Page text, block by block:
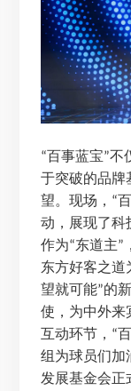
“百事蓝宝”不
于突破的品牌
望。现场， “
动，展现了科
作为“东道主” ，
东方好客之道
望就可能”的
使，为中外来
互动环节， “
组为球员们加
发展基金会正